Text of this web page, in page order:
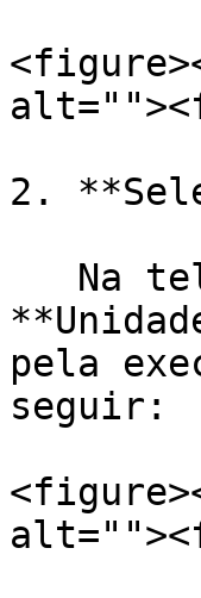
2.
pela
seguir: